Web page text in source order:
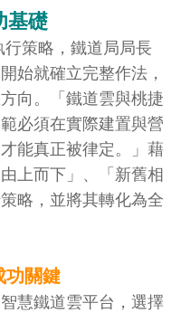
基礎
策略，鐵道局局長
始就確立完整作法，
向。「鐵道雲與桃捷
必須在實際建置與營
能真正被律定。」藉
上而下」、「新舊相
略，並將其轉化為全
功關鍵
慧鐵道雲平台，選擇